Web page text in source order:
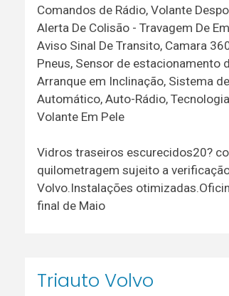
Comandos de Rádio, Volante
Alerta De Colisão - Travagem De
Aviso Sinal De Transito, Camara
Pneus, Sensor de estacionamento
Arranque em Inclinação, Sistema
Automático, Auto-Rádio,
Volante Em Pele
Vidros traseiros escurecidos20?
quilometragem sujeito a
Volvo.Instalações
final de Maio
Triauto Volvo